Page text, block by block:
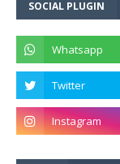
SOCIAL PLUGIN